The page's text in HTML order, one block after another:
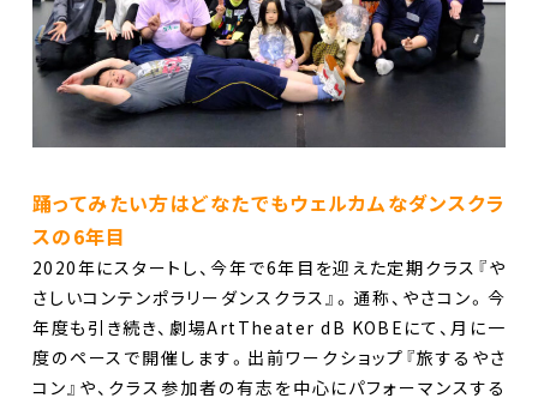
踊ってみたい方はどなたでもウェルカムなダンスクラ
スの6年目
2020年にスタートし、今年で6年目を迎えた定期クラス『や
さしいコンテンポラリーダンスクラス』。通称、やさコン。今
年度も引き続き、劇場ArtTheater dB KOBEにて、月に一
度のペースで開催します。出前ワークショップ『旅するやさ
コン』や、クラス参加者の有志を中心にパフォーマンスする